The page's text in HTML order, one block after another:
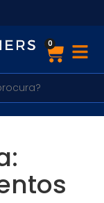
Continuada
0